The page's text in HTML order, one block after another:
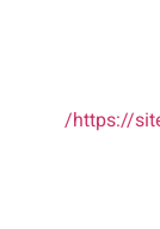
https://